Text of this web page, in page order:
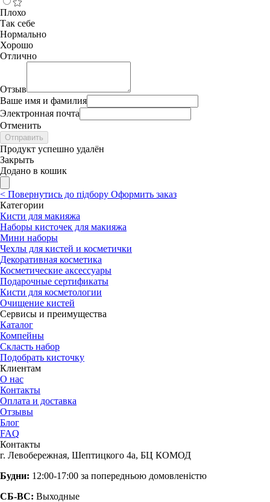
Плохо
Так себе
Нормально
Хорошо
Отлично
Отзыв
Ваше имя и фамилия
Электронная почта
Отменить
Отправить
Продукт успешно удалён
Закрыть
Додано в кошик
< Повернутись до підбору Оформить заказ
Категории
Кисти для макияжа
Наборы кисточек для макияжа
Мини наборы
Чехлы для кистей и косметички
Декоративная косметика
Косметические аксессуары
Подарочные сертификаты
Кисти для косметологии
Очищение кистей
Сервисы и преимущества
Каталог
Компейны
Скласть набор
Подобрать кисточку
Клиентам
О нас
Контакты
Оплата и доставка
Отзывы
Блог
FAQ
Контакты
г. Левобережная, Шептицкого 4а, БЦ КОМОД
Будни: 12:00-17:00 за попередньою домовленістю
СБ-ВС: Выходные